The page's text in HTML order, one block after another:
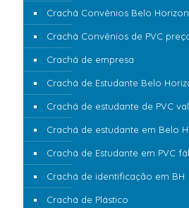
Crachá Convênios Belo
Crachá Convênios de PVC
Crachá de empresa
Crachá de Estudante Belo
Crachá de estudante de PVC
Crachá de estudante em Belo
Crachá de Estudante em PVC
Crachá de identificação em BH
Crachá de Plástico